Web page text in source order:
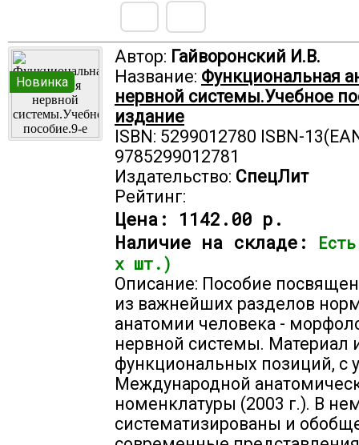
Новинка
Автор: Гайворонский И.В.
Название: Функциональная
нервной системы.Учебное
издание
ISBN: 5299012780 ISBN-
9785299012781
Издательство: СпецЛит
Рейтинг:
Цена: 1142.00 р.
Наличие на складе:
х шт.)
Описание: Пособие
из важнейших разделов
анатомии человека -
нервной системы. Материал
функциональных позиций, с
Международной
номенклатуры (2003 г.). В
систематизированы и